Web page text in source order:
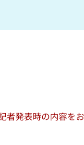
者発表時の内容を